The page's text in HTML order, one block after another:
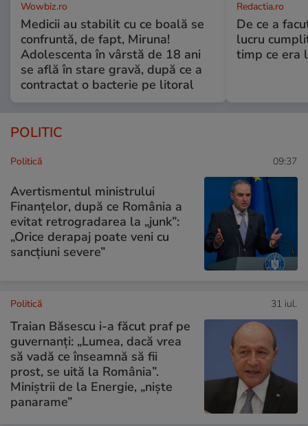
Wowbiz.ro
Medicii au stabilit cu ce boală se
confruntă, de fapt, Miruna!
Adolescenta în vârstă de 18 ani
se află în stare gravă, după ce a
contractat o bacterie pe litoral
Redactia.ro
De ce a
lucru
timp ce era
POLITIC
Politică 09:37
Avertismentul ministrului
Finanțelor, după ce România a
evitat retrogradarea la „junk”:
„Orice derapaj poate veni cu
sancțiuni severe”
Politică 31 iul.
Traian Băsescu i-a făcut praf pe
guvernanți: „Lumea, dacă vrea
să vadă ce înseamnă să fii
prost, se uită la România”.
Miniștrii de la Energie, „niște
panarame”